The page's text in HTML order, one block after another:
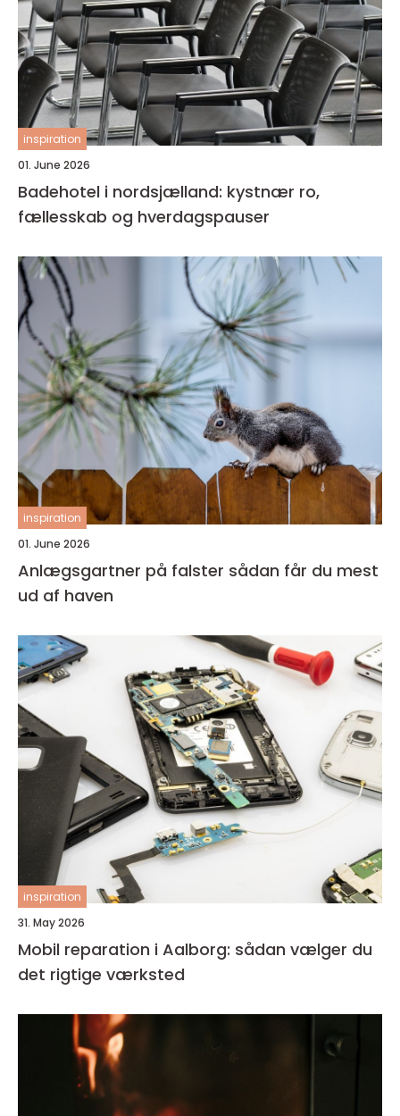
inspiration
01. June 2026
Badehotel i nordsjælland: kystnær ro,
fællesskab og hverdagspauser
inspiration
01. June 2026
Anlægsgartner på falster sådan får du mest
ud af haven
inspiration
31. May 2026
Mobil reparation i Aalborg: sådan vælger du
det rigtige værksted